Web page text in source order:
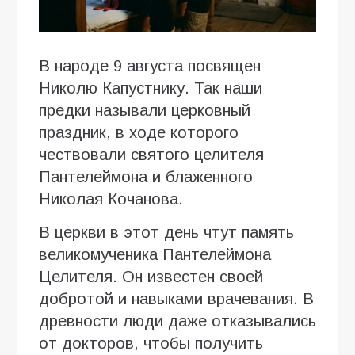
В народе 9 августа посвящен
Николю Капустнику. Так наши
предки называли церковный
праздник, в ходе которого
чествовали святого целителя
Пантелеймона и блаженного
Николая Кочанова.
В церкви в этот день чтут память
великомученика Пантелеймона
Целителя. Он известен своей
добротой и навыками врачевания. В
древности люди даже отказывались
от докторов, чтобы получить